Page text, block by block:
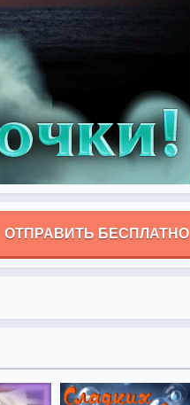
ОТПРАВИТЬ БЕСПЛАТНО